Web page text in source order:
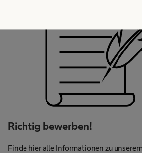
Richtig bewerben!
Finde hier alle Informationen zu